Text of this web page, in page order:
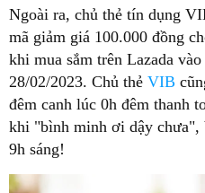
Ngoài ra, chủ thẻ tín dụng
mã giảm giá 100.000 đồng
khi mua sắm trên Lazada
28/02/2023. Chủ thẻ VIB
đêm canh lúc 0h đêm thanh
khi "bình minh ơi dậy chưa",
9h sáng!